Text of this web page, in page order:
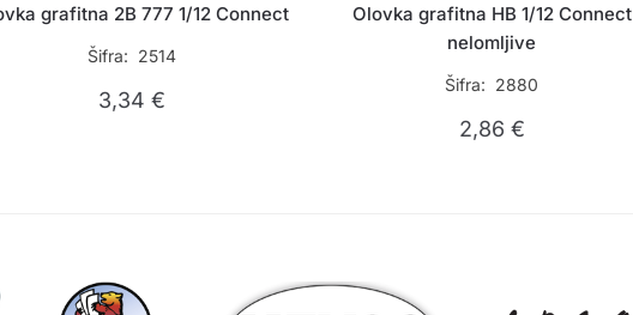
grafitna 2B 777 1/12 Connect
Šifra: 2514
3,34€
Olovka grafitna HB 1/12 Connect
nelomljive
Šifra: 2880
2,86 €